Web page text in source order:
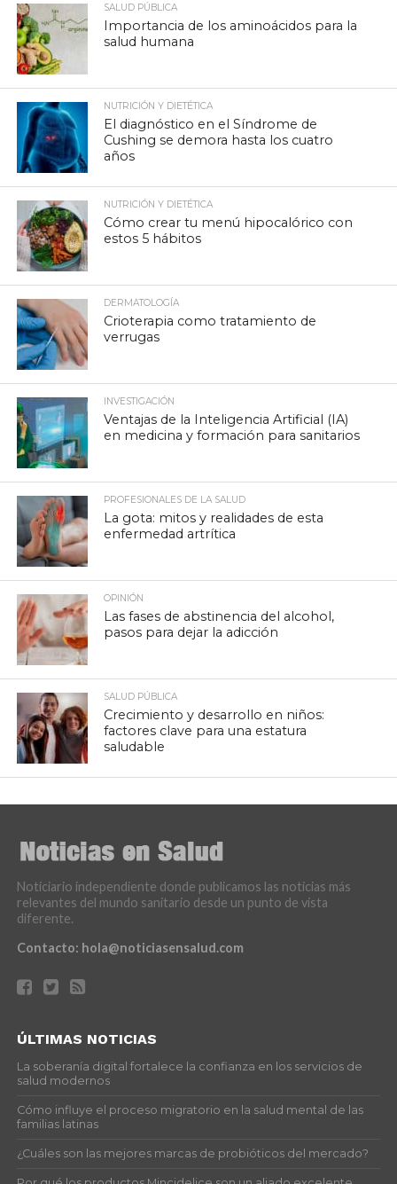
SALUD PÚBLICA
Importancia de los aminoácidos para la
salud humana
NUTRICIÓN Y DIETÉTICA
El diagnóstico en el Síndrome de
Cushing se demora hasta los cuatro
años
NUTRICIÓN Y DIETÉTICA
Cómo crear tu menú hipocalórico con
estos 5 hábitos
DERMATOLOGÍA
Crioterapia como tratamiento de
verrugas
INVESTIGACIÓN
Ventajas de la Inteligencia Artificial (IA)
en medicina y formación para sanitarios
PROFESIONALES DE LA SALUD
La gota: mitos y realidades de esta
enfermedad artrítica
OPINIÓN
Las fases de abstinencia del alcohol,
pasos para dejar la adicción
SALUD PÚBLICA
Crecimiento y desarrollo en niños:
factores clave para una estatura
saludable
Noticiario independiente donde publicamos las noticias más
relevantes del mundo sanitario desde un punto de vista
diferente.
Contacto: hola@noticiasensalud.com
ÚLTIMAS NOTICIAS
La soberanía digital fortalece la confianza en los servicios de
salud modernos
Cómo influye el proceso migratorio en la salud mental de las
familias latinas
¿Cuáles son las mejores marcas de probióticos del mercado?